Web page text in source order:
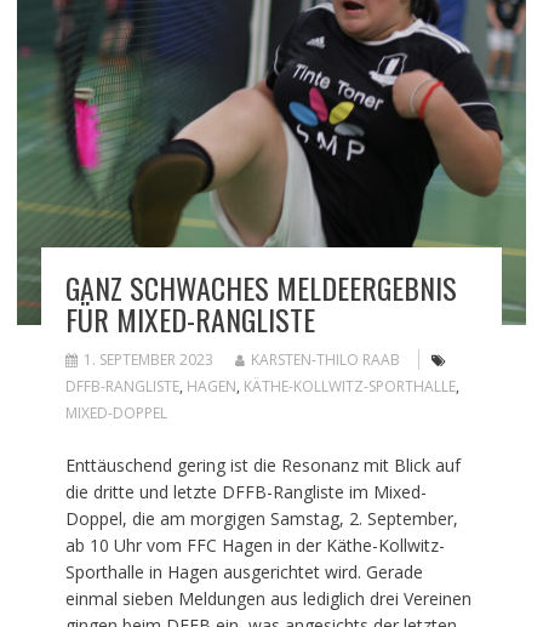
GANZ SCHWACHES MELDEERGEBNIS
FÜR MIXED-RANGLISTE
1. SEPTEMBER 2023
KARSTEN-THILO RAAB
DFFB-RANGLISTE, HAGEN, KÄTHE-KOLLWITZ-SPORTHALLE,
MIXED-DOPPEL
Enttäuschend gering ist die Resonanz mit Blick auf
die dritte und letzte DFFB-Rangliste im Mixed-
Doppel, die am morgigen Samstag, 2. September,
ab 10 Uhr vom FFC Hagen in der Käthe-Kollwitz-
Sporthalle in Hagen ausgerichtet wird. Gerade
einmal sieben Meldungen aus lediglich drei Vereinen